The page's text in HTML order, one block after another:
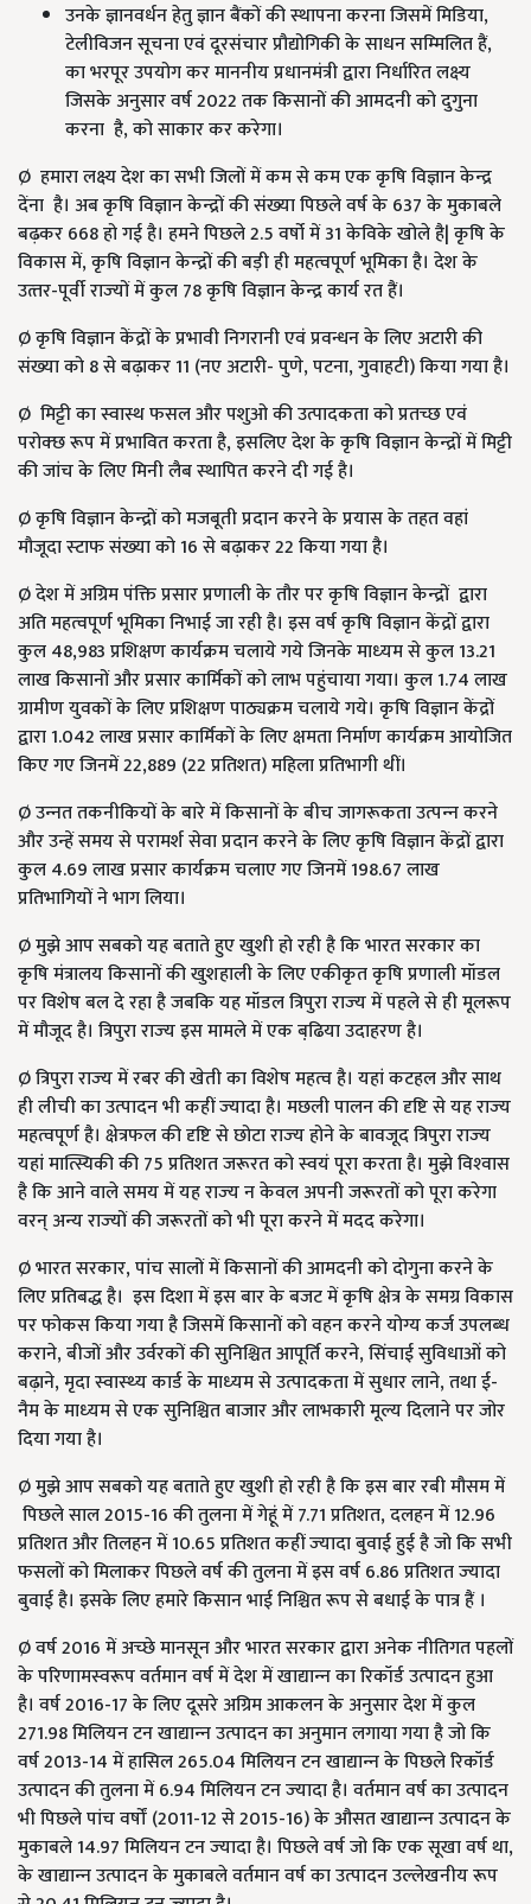
उनके ज्ञानवर्धन हेतु ज्ञान बैंकों की स्‍थापना करना जिसमें मिडिया,
टेलीविजन सूचना एवं दूरसंचार प्रौद्योगिकी के साधन सम्‍मिलित हैं,
का भरपूर उपयोग कर माननीय प्रधानमंत्री द्वारा निर्धारित लक्ष्‍य
जिसके अनुसार वर्ष 2022 तक किसानों की आमदनी को दुगुना
करना है, को साकार कर करेगा।
Ø हमारा लक्ष्य देश का सभी जिलों में कम से कम एक कृषि विज्ञान केन्‍द्र
देंना है। अब कृषि विज्ञान केन्‍द्रों की संख्‍या पिछले वर्ष के 637 के मुकाबले
बढ़कर 668 हो गई है। हमने पिछले 2.5 वर्षो में 31 केविके खोले है| कृषि के
विकास में, कृषि विज्ञान केन्‍द्रों की बड़ी ही महत्‍वपूर्ण भूमिका है। देश के
उत्‍तर-पूर्वी राज्‍यों में कुल 78 कृषि विज्ञान केन्‍द्र कार्य रत हैं।
Ø कृषि विज्ञान केंद्रों के प्रभावी निगरानी एवं प्रवन्धन के लिए अटारी की
संख्‍या को 8 से बढ़ाकर 11 (नए अटारी- पुणे, पटना, गुवाहटी) किया गया है।
Ø मिट्टी का स्वास्थ फसल और पशुओ की उत्पादकता को प्रतच्छ एवं
परोक्छ रूप में प्रभावित करता है, इसलिए देश के कृषि विज्ञान केन्‍द्रों में मिट्टी
की जांच के लिए मिनी लैब स्‍थापित करने दी गई है।
Ø कृषि विज्ञान केन्‍द्रों को मजबूती प्रदान करने के प्रयास के तहत वहां
मौजूदा स्‍टाफ संख्‍या को 16 से बढ़ाकर 22 किया गया है।
Ø देश में अग्रिम पंक्ति प्रसार प्रणाली के तौर पर कृषि विज्ञान केन्‍द्रों द्वारा
अति महत्‍वपूर्ण भूमिका निभाई जा रही है। इस वर्ष कृषि विज्ञान केंद्रों द्वारा
कुल 48,983 प्रशिक्षण कार्यक्रम चलाये गये जिनके माध्‍यम से कुल 13.21
लाख किसानों और प्रसार कार्मिकों को लाभ पहुंचाया गया। कुल 1.74 लाख
ग्रामीण युवकों के लिए प्रशिक्षण पाठ्यक्रम चलाये गये। कृषि विज्ञान केंद्रों
द्वारा 1.042 लाख प्रसार कार्मिकों के लिए क्षमता निर्माण कार्यक्रम आयोजित
किए गए जिनमें 22,889 (22 प्रतिशत) महिला प्रतिभागी थीं।
Ø उन्‍नत तकनीकियों के बारे में किसानों के बीच जागरूकता उत्‍पन्‍न करने
और उन्‍हें समय से परामर्श सेवा प्रदान करने के लिए कृषि विज्ञान केंद्रों द्वारा
कुल 4.69 लाख प्रसार कार्यक्रम चलाए गए जिनमें 198.67 लाख
प्रतिभागियों ने भाग लिया।
Ø मुझे आप सबको यह बताते हुए खुशी हो रही है कि भारत सरकार का
कृषि मंत्रालय किसानों की खुशहाली के लिए एकीकृत कृषि प्रणाली मॉडल
पर विशेष बल दे रहा है जबकि यह मॉडल त्रिपुरा राज्‍य में पहले से ही मूलरूप
में मौजूद है। त्रिपुरा राज्‍य इस मामले में एक बढि़या उदाहरण है।
Ø त्रिपुरा राज्‍य में रबर की खेती का विशेष महत्‍व है। यहां कटहल और साथ
ही लीची का उत्‍पादन भी कहीं ज्‍यादा है। मछली पालन की दृष्टि से यह राज्‍य
महत्‍वपूर्ण है। क्षेत्रफल की दृष्टि से छोटा राज्‍य होने के बावजूद त्रिपुरा राज्‍य
यहां मात्स्यिकी की 75 प्रतिशत जरूरत को स्‍वयं पूरा करता है। मुझे विश्‍वास
है कि आने वाले समय में यह राज्‍य न केवल अपनी जरूरतों को पूरा करेगा
वरन् अन्‍य राज्‍यों की जरूरतों को भी पूरा करने में मदद करेगा।
Ø भारत सरकार, पांच सालों में किसानों की आमदनी को दोगुना करने के
लिए प्रतिबद्ध है। इस दिशा में इस बार के बजट में कृषि क्षेत्र के समग्र विकास
पर फोकस किया गया है जिसमें किसानों को वहन करने योग्‍य कर्ज उपलब्‍ध
कराने, बीजों और उर्वरकों की सुनिश्चित आपूर्ति करने, सिंचाई सुविधाओं को
बढ़ाने, मृदा स्‍वास्‍थ्‍य कार्ड के माध्‍यम से उत्‍पादकता में सुधार लाने, तथा ई-
नैम के माध्‍यम से एक सुनिश्चित बाजार और लाभकारी मूल्‍य दिलाने पर जोर
दिया गया है।
Ø मुझे आप सबको यह बताते हुए खुशी हो रही है कि इस बार रबी मौसम में
पिछले साल 2015-16 की तुलना में गेहूं में 7.71 प्रतिशत, दलहन में 12.96
प्रतिशत और तिलहन में 10.65 प्रतिशत कहीं ज्‍यादा बुवाई हुई है जो कि सभी
फसलों को मिलाकर पिछले वर्ष की तुलना में इस वर्ष 6.86 प्रतिशत ज्‍यादा
बुवाई है। इसके लिए हमारे किसान भाई निश्चित रूप से बधाई के पात्र हैं ।
Ø वर्ष 2016 में अच्‍छे मानसून और भारत सरकार द्वारा अनेक नीतिगत पहलों
के परिणामस्‍वरूप वर्तमान वर्ष में देश में खाद्यान्‍न का रिकॉर्ड उत्‍पादन हुआ
है। वर्ष 2016-17 के लिए दूसरे अग्रिम आकलन के अनुसार देश में कुल
271.98 मिलियन टन खाद्यान्‍न उत्‍पादन का अनुमान लगाया गया है जो कि
वर्ष 2013-14 में हासिल 265.04 मिलियन टन खाद्यान्‍न के पिछले रिकॉर्ड
उत्‍पादन की तुलना में 6.94 मिलियन टन ज्‍यादा है। वर्तमान वर्ष का उत्‍पादन
भी पिछले पांच वर्षों (2011-12 से 2015-16) के औसत खाद्यान्‍न उत्‍पादन के
मुकाबले 14.97 मिलियन टन ज्‍यादा है। पिछले वर्ष जो कि एक सूखा वर्ष था,
के खाद्यान्‍न उत्‍पादन के मुकाबले वर्तमान वर्ष का उत्‍पादन उल्‍लेखनीय रूप